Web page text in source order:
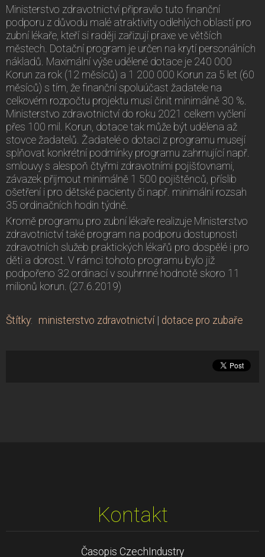
Ministerstvo zdravotnictví připravilo tuto finanční
podporu z důvodu malé atraktivity odlehlých oblastí pro
zubní lékaře, kteří si raději zařizují praxe ve větších
městech. Dotační program je určen na krytí personálních
nákladů. Maximální výše udělené dotace je 240 000
Korun za rok (12 měsíců) a 1 200 000 Korun za 5 let (60
měsíců) s tím, že finanční spoluúčast žadatele na
celkovém rozpočtu projektu musí činit minimálně 30 %.
Ministerstvo zdravotnictví do roku 2021 celkem vyčlení
přes 100 mil. Korun, dotace tak může být udělena až
stovce žadatelů. Žadatelé o dotaci z programu musejí
splňovat konkrétní podmínky programu zahrnující např.
smlouvy s alespoň čtyřmi zdravotními pojišťovnami,
závazek přijmout minimálně 1 500 pojištěnců, příslib
ošetření i pro dětské pacienty či např. minimální rozsah
35 ordinačních hodin týdně.
Kromě programu pro zubní lékaře realizuje Ministerstvo
zdravotnictví také program na podporu dostupnosti
zdravotních služeb praktických lékařů pro dospělé i pro
děti a dorost. V rámci tohoto programu bylo již
podpořeno 32 ordinací v souhrnné hodnotě skoro 11
milionů korun. (27.6.2019)
Štítky: ministerstvo zdravotnictví | dotace pro zubaře
Kontakt
Časopis CzechIndustry